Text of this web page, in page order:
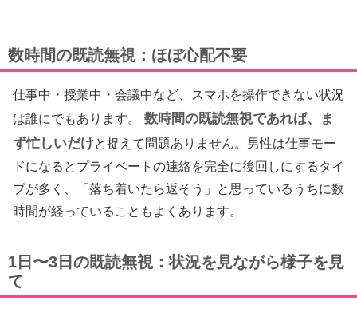
数時間の既読無視：ほぼ心配不要
仕事中・授業中・会議中など、スマホを操作できない状況
は誰にでもあります。
数時間の既読無視であれば、ま
ず忙しいだけと捉えて問題ありません。男性は仕事モー
ドになるとプライベートの連絡を完全に後回しにするタイ
プが多く、「落ち着いたら返そう」と思っているうちに数
時間が経っていることもよくあります。
1日〜3日の既読無視：状況を見ながら様子を見
て